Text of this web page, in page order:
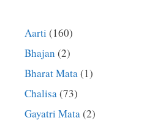
Aarti (160)
Bhajan (2)
Bharat Mata(1)
Chalisa(73)
Gayatri Mata(2)